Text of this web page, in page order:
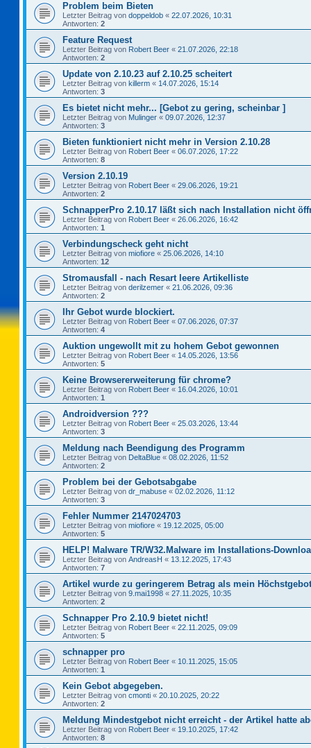
Problem beim Bieten
Letzter Beitrag von doppeldob « 22.07.2026, 10:31
Antworten: 2
Feature Request
Letzter Beitrag von Robert Beer « 21.07.2026, 22:18
Antworten: 2
Update von 2.10.23 auf 2.10.25 scheitert
Letzter Beitrag von killerm « 14.07.2026, 15:14
Antworten: 3
Es bietet nicht mehr... [Gebot zu gering, scheinbar ]
Letzter Beitrag von Mulinger « 09.07.2026, 12:37
Antworten: 3
Bieten funktioniert nicht mehr in Version 2.10.28
Letzter Beitrag von Robert Beer « 06.07.2026, 17:22
Antworten: 8
Version 2.10.19
Letzter Beitrag von Robert Beer « 29.06.2026, 19:21
Antworten: 2
SchnapperPro 2.10.17 läßt sich nach Installation nicht
Letzter Beitrag von Robert Beer « 26.06.2026, 16:42
Antworten: 1
Verbindungscheck geht nicht
Letzter Beitrag von miofiore « 25.06.2026, 14:10
Antworten: 12
Stromausfall - nach Resart leere Artikelliste
Letzter Beitrag von derilzemer « 21.06.2026, 09:36
Antworten: 2
Ihr Gebot wurde blockiert.
Letzter Beitrag von Robert Beer « 07.06.2026, 07:37
Antworten: 4
Auktion ungewollt mit zu hohem Gebot gewonnen
Letzter Beitrag von Robert Beer « 14.05.2026, 13:56
Antworten: 5
Keine Browsererweiterung für chrome?
Letzter Beitrag von Robert Beer « 16.04.2026, 10:01
Antworten: 1
Androidversion ???
Letzter Beitrag von Robert Beer « 25.03.2026, 13:44
Antworten: 3
Meldung nach Beendigung des Programm
Letzter Beitrag von DeltaBlue « 08.02.2026, 11:52
Antworten: 2
Problem bei der Gebotsabgabe
Letzter Beitrag von dr_mabuse « 02.02.2026, 11:12
Antworten: 3
Fehler Nummer 2147024703
Letzter Beitrag von miofiore « 19.12.2025, 05:00
Antworten: 5
HELP! Malware TR/W32.Malware im Installations-
Letzter Beitrag von AndreasH « 13.12.2025, 17:43
Antworten: 7
Artikel wurde zu geringerem Betrag als mein
Letzter Beitrag von 9.mai1998 « 27.11.2025, 10:35
Antworten: 2
Schnapper Pro 2.10.9 bietet nicht!
Letzter Beitrag von Robert Beer « 22.11.2025, 09:09
Antworten: 5
schnapper pro
Letzter Beitrag von Robert Beer « 10.11.2025, 15:05
Antworten: 1
Kein Gebot abgegeben.
Letzter Beitrag von cmonti « 20.10.2025, 20:22
Antworten: 2
Meldung Mindestgebot nicht erreicht - der Artikel hatte
Letzter Beitrag von Robert Beer « 19.10.2025, 17:42
Antworten: 8